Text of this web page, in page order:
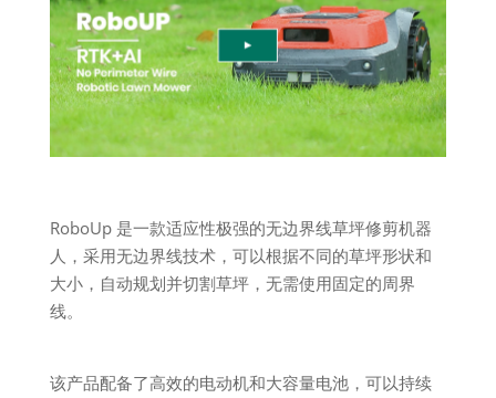
RoboUp 是一款适应性极强的无边界线草坪修剪机器
人，采用无边界线技术，可以根据不同的草坪形状和
大小，自动规划并切割草坪，无需使用固定的周界
线。
该产品配备了高效的电动机和大容量电池，可以持续